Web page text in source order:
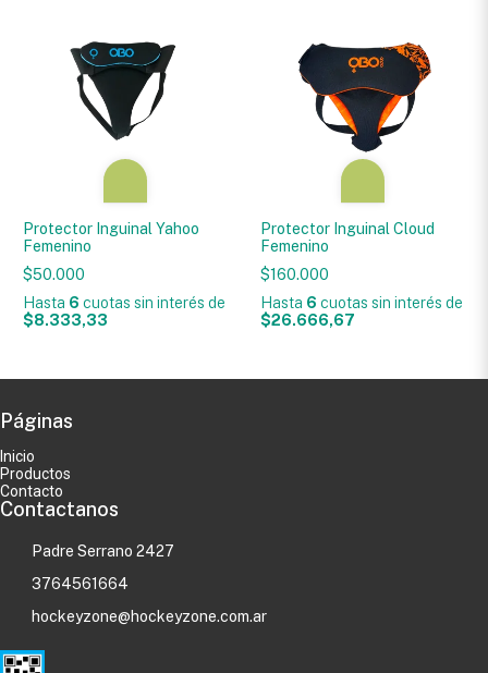
Protector Inguinal Yahoo
Femenino
$50.000
Hasta 6 cuotas sin interésde
$8.333,33
Protector Inguinal Cloud
Femenino
$160.000
Hasta 6 cuotas sin interés de
$26.666,67
Páginas
Inicio
Productos
Contacto
Contactanos
Padre Serrano 2427
3764561664
hockeyzone@hockeyzone.com.ar